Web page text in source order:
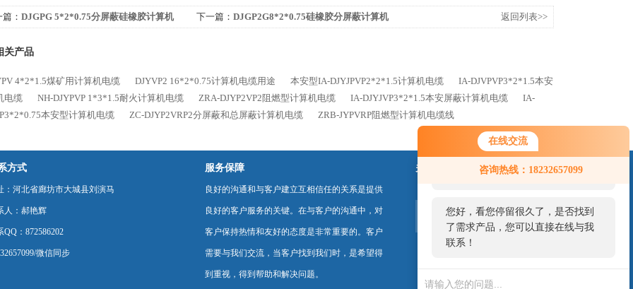
在线交流
咨询热线：18232657099
您好！欢迎前来咨询，很高兴为您
服务，请问您要咨询什么问题呢？
您好，看您停留很久了，是否找到
了需求产品，您可以直接在线与我
联系！
： DJGPG 5*2*0.75分屏蔽硅橡胶计算机
下一篇： DJGP2G8*2*0.75硅橡胶分屏蔽计算机
返回列表>>
关产品
4*2*1.5煤矿用计算机电缆 DJYVP2 16*2*0.75计算机电缆用途 本安型IA-DJYJPVP2*2*1.5计算机电缆
IA-DJVPVP3*2*1.5本安
电缆
NH-DJYPVP 1*3*1.5耐火计算机电缆 ZRA-DJYP2VP2阻燃型计算机电缆 IA-DJYJVP3*2*1.5本安屏蔽计算机电缆
IA-
本安型计算机电缆
ZC-DJYP2VRP2分屏蔽和总屏蔽计算机电缆 ZRB-JYPVRP阻燃型计算机电缆线
方式
：河北省廊坊市大城县刘演马
人：郝艳辉
QQ：872586202
微信同步
服务保障
良好的沟通和与客户建立互相信任的关系是提供
良好的客户服务的关键。在与客户的沟通中，对
客户保持热情和友好的态度是非常重要的。客户
需要与我们交流，当客户找到我们时，是希望得
到重视，得到帮助和解决问题。
关注我们